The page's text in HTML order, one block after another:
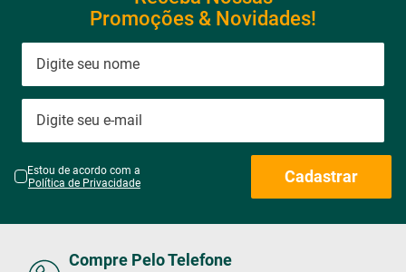
Promoções & Novidades!
Estou de acordo com a
Política de Privacidade
Cadastrar
Compre Pelo Telefone